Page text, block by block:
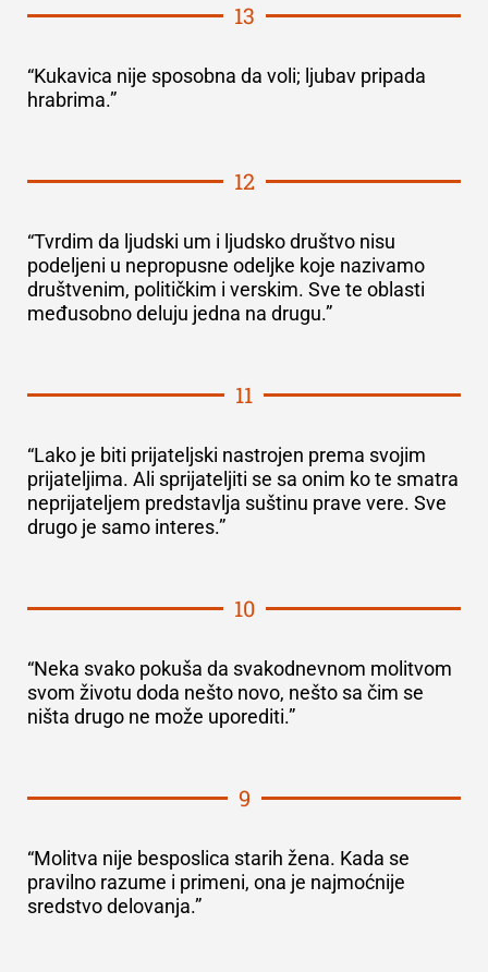
13
“Kukavica nije sposobna da voli; ljubav pripada
hrabrima.”
12
“Tvrdim da ljudski um i ljudsko društvo nisu
podeljeni u nepropusne odeljke koje nazivamo
društvenim, političkim i verskim. Sve te oblasti
međusobno deluju jedna na drugu.”
11
“Lako je biti prijateljski nastrojen prema svojim
prijateljima. Ali sprijateljiti se sa onim ko te smatra
neprijateljem predstavlja suštinu prave vere. Sve
drugo je samo interes.”
10
“Neka svako pokuša da svakodnevnom molitvom
svom životu doda nešto novo, nešto sa čim se
ništa drugo ne može uporediti.”
9
“Molitva nije besposlica starih žena. Kada se
pravilno razume i primeni, ona je najmoćnije
sredstvo delovanja.”